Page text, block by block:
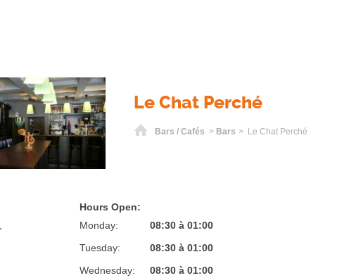
Le Chat Perché
Home
Bars / Cafés > Bars > Le Chat Perché
Hours Open:
Monday:
08:30 à 01:00
Tuesday:
08:30 à 01:00
Wednesday:
08:30 à 01:00